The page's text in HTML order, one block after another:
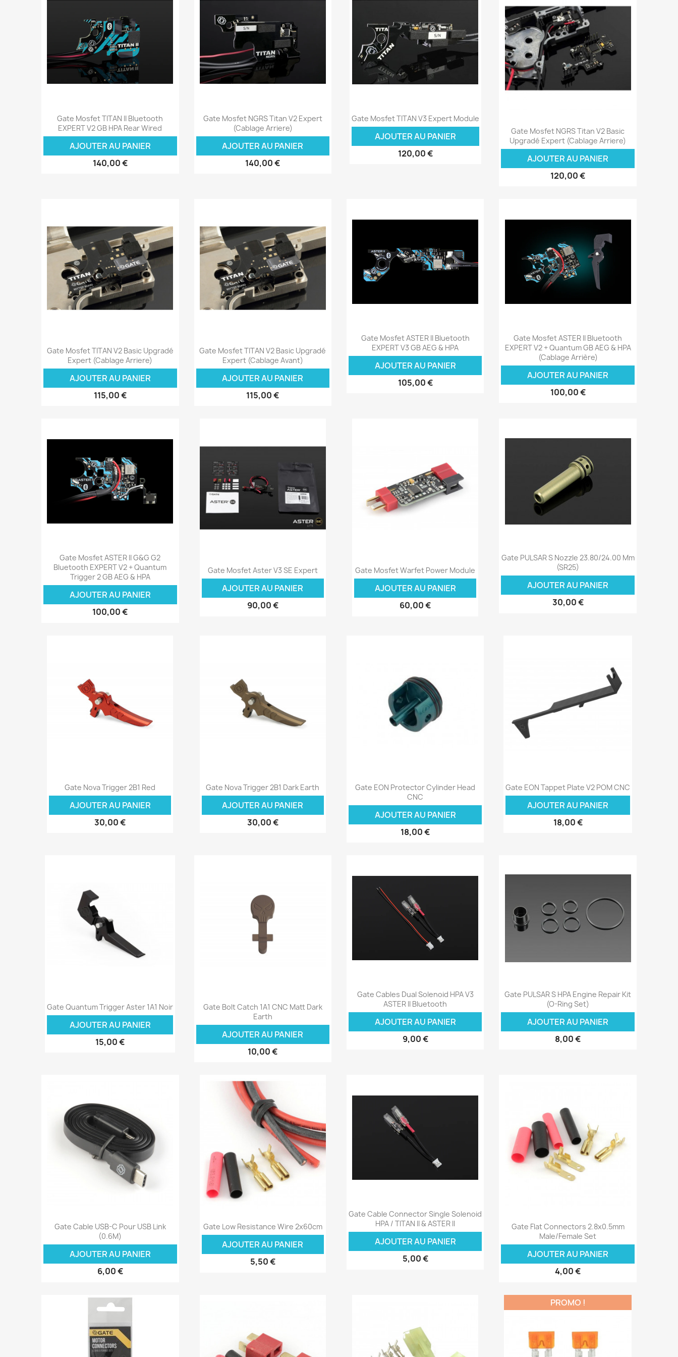
Aperçu rapide
Gate Mosfet TITAN II Bluetooth
EXPERT V2 GB HPA Rear Wired
AJOUTER AU PANIER
140,00 €
Aperçu rapide
Gate Mosfet NGRS Titan V2 Expert
(cablage Arriere)
AJOUTER AU PANIER
140,00 €
Aperçu rapide
Gate Mosfet TITAN V3 Expert Module
AJOUTER AU PANIER
120,00 €
Aperçu rapide
Gate Mosfet NGRS Titan V2 Basic
Upgradé Expert (cablage Arriere)
AJOUTER AU PANIER
120,00 €
Aperçu rapide
Gate Mosfet TITAN V2 Basic Upgradé
Expert (cablage Arriere)
AJOUTER AU PANIER
115,00 €
Aperçu rapide
Gate Mosfet TITAN V2 Basic Upgradé
Expert (cablage Avant)
AJOUTER AU PANIER
115,00 €
Aperçu rapide
Gate Mosfet ASTER II Bluetooth
EXPERT V3 GB AEG & HPA
AJOUTER AU PANIER
105,00 €
Aperçu rapide
Gate Mosfet ASTER II Bluetooth
EXPERT V2 + Quantum GB AEG & HPA
(Cablage Arrière)
AJOUTER AU PANIER
100,00 €
Aperçu rapide
Gate Mosfet ASTER II G&G G2
Bluetooth EXPERT V2 + Quantum
Trigger 2 GB AEG & HPA
AJOUTER AU PANIER
100,00 €
Aperçu rapide
Gate Mosfet Aster V3 SE Expert
AJOUTER AU PANIER
90,00 €
Aperçu rapide
Gate Mosfet Warfet Power Module
AJOUTER AU PANIER
60,00 €
Aperçu rapide
Gate PULSAR S Nozzle 23.80/24.00 Mm
(SR25)
AJOUTER AU PANIER
30,00 €
Aperçu rapide
Gate Nova Trigger 2B1 Red
AJOUTER AU PANIER
30,00 €
Aperçu rapide
Gate Nova Trigger 2B1 Dark Earth
AJOUTER AU PANIER
30,00 €
Aperçu rapide
Gate EON Protector Cylinder Head
CNC
AJOUTER AU PANIER
18,00 €
Aperçu rapide
Gate EON Tappet Plate V2 POM CNC
AJOUTER AU PANIER
18,00 €
Aperçu rapide
Gate Quantum Trigger Aster 1A1 Noir
AJOUTER AU PANIER
15,00 €
Aperçu rapide
Gate Bolt Catch 1A1 CNC Matt Dark
Earth
AJOUTER AU PANIER
10,00 €
Aperçu rapide
Gate Cables Dual Solenoid HPA V3
ASTER II Bluetooth
AJOUTER AU PANIER
9,00 €
Aperçu rapide
Gate PULSAR S HPA Engine Repair Kit
(O-Ring Set)
AJOUTER AU PANIER
8,00 €
Aperçu rapide
Gate Cable USB-C Pour USB Link
(0.6M)
AJOUTER AU PANIER
6,00 €
Aperçu rapide
Gate Low Resistance Wire 2x60cm
AJOUTER AU PANIER
5,50 €
Aperçu rapide
Gate Cable Connector Single Solenoid
HPA / TITAN II & ASTER II
AJOUTER AU PANIER
5,00 €
Aperçu rapide
Gate Flat Connectors 2.8x0.5mm
Male/Female Set
AJOUTER AU PANIER
4,00 €
PROMO !